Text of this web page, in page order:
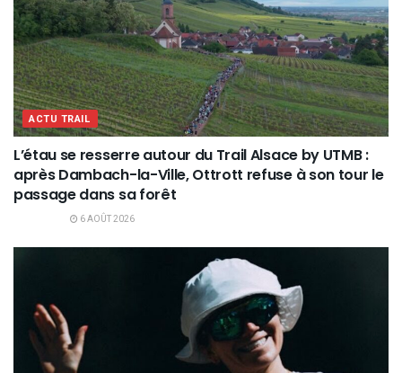
ACTU TRAIL
L’étau se resserre autour du Trail Alsace by UTMB :
après Dambach-la-Ville, Ottrott refuse à son tour le
passage dans sa forêt
6 AOÛT 2026